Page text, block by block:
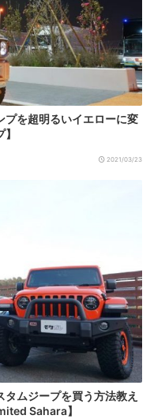
プを超明るいイエローに変
2021/03/23
ムジープを買う方法教え
Sahara】